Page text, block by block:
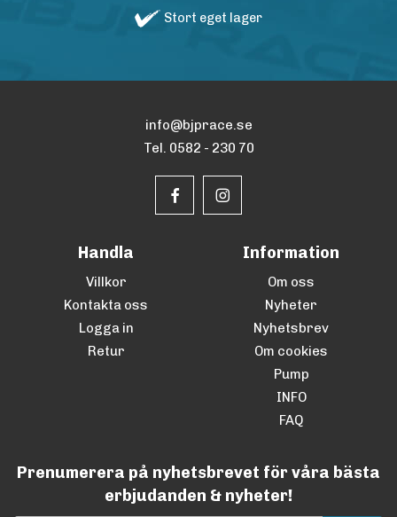
Stort eget lager
info@bjprace.se
Tel. 0582 - 230 70
Handla
Villkor
Kontakta oss
Logga in
Retur
Information
Om oss
Nyheter
Nyhetsbrev
Om cookies
Pump
INFO
FAQ
Prenumerera på nyhetsbrevet för våra bästa
erbjudanden & nyheter!